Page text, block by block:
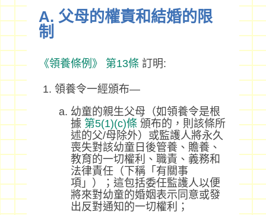
A. 父母的權責和結婚的限
制
《領養條例》 第13條 訂明:
領養令一經頒布—
幼童的親生父母（如領養令是根
據 第5(1)(c)條 頒布的，則該條所
述的父/母除外）或監護人將永久
喪失對該幼童日後管養、贍養、
教育的一切權利、職責、義務和
法律責任（下稱「有關事
項」）；這包括委任監護人以便
將來對幼童的婚姻表示同意或發
出反對通知的一切權利；